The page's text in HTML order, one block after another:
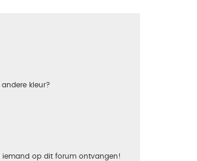
kleur?
iemand op dit forum ontvangen!